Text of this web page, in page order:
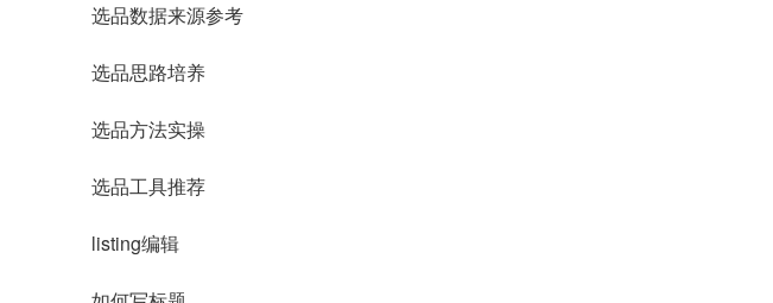
选品数据来源参考
选品思路培养
选品方法实操
选品工具推荐
listing编辑